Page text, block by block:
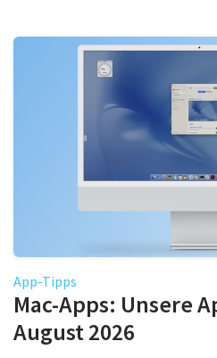
App-Tipps
Mac-Apps: Unsere
August 2026